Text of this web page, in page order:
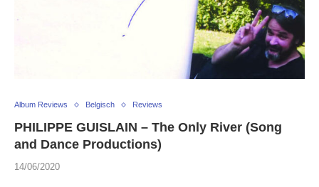
Album Reviews Belgisch Reviews
PHILIPPE GUISLAIN – The Only River (Song
and Dance Productions)
14/06/2020